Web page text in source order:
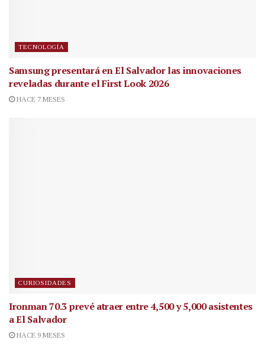
TECNOLOGÍA
Samsung presentará en El Salvador las innovaciones
reveladas durante el First Look 2026
HACE 7 MESES
CURIOSIDADES
Ironman 70.3 prevé atraer entre 4,500 y 5,000 asistentes
a El Salvador
HACE 9 MESES